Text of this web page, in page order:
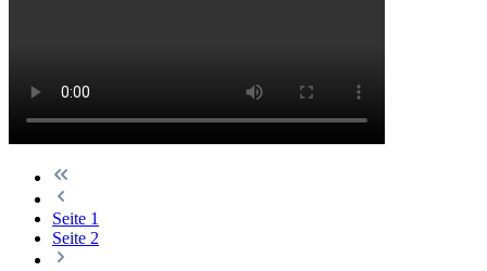
Seite 1
Seite 2